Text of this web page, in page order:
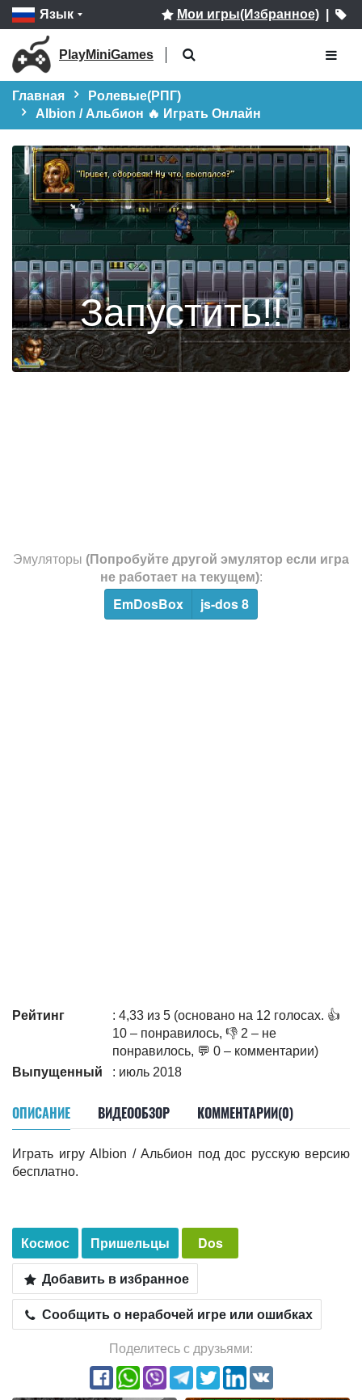
Язык Мои игры(Избранное)|
PlayMiniGames
Главная
Ролевые(РПГ)
Albion / Альбион 🔥 Играть Онлайн
Запустить!!
Эмуляторы (Попробуйте другой эмулятор если игра
не работает на текущем):
EmDosBox js-dos 8
Рейтинг
: 4,33 из 5 (основано на 12 голосах. 👍
10 – понравилось, 👎 2 – не
понравилось, 💬 0 – комментарии)
Выпущенный
: июль 2018
ОПИСАНИЕ ВИДЕООБЗОР КОММЕНТАРИИ(0)
Играть игру Albion / Альбион под дос русскую версию
бесплатно.
Космос Пришельцы
Dos
Добавить в избранное
Сообщить о нерабочей игре или ошибках
Поделитесь с друзьями: